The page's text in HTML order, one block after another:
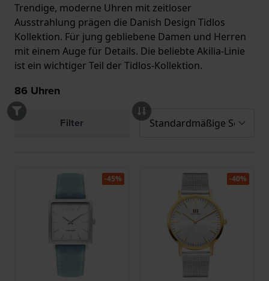
Trendige, moderne Uhren mit zeitloser
Ausstrahlung prägen die Danish Design Tidlos
Kollektion. Für jung gebliebene Damen und Herren
mit einem Auge für Details. Die beliebte Akilia-Linie
ist ein wichtiger Teil der Tidlos-Kollektion.
86 Uhren
Filter
-45% -40%